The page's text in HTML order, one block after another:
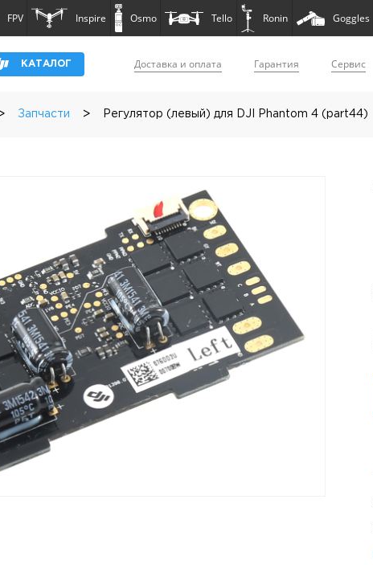
FPV Inspire Osmo Tello Ronin Goggles
КАТАЛОГ Доставка и оплата Гарантия Сервис
Запчасти > Регулятор (левый) для DJI Phantom 4 (part44)